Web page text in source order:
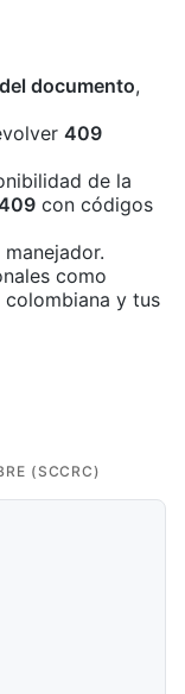
documento,
409
de la
con códigos
como
y tus
(SCCRC)